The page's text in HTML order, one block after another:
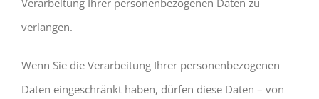
verlangen.
Wenn Sie die Verarbeitung Ihrer personenbezogenen
Daten eingeschränkt haben, dürfen diese Daten – von